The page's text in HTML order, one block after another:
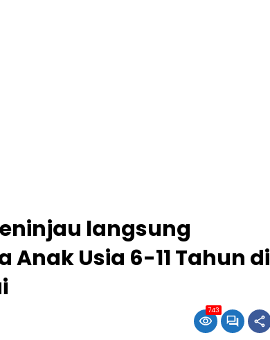
langsung
Anak Usia 6-11 Tahun di
743